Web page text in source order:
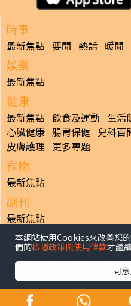
時事
最新焦點 要聞 熱話 暖聞
娛樂
最新焦點
健康
最新焦點 飲食及運動 生活
心臟健康 腸胃保健 兒科百
皮膚護理 更多專題
寵物
最新焦點
副刊
最新焦點
日報
揭頁版 港聞 財經/地產 中
生活副刊
體育
本網站使用Cookies來改善您
們的私隱政策與使用條款才繼
同